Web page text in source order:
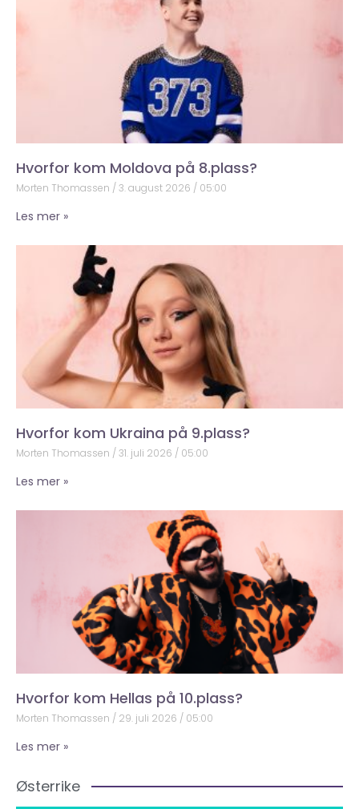
Hvorfor kom Moldova på 8.plass?
Morten Thomassen 3. august 2026 05:00
Les mer »
Hvorfor kom Ukraina på 9.plass?
Morten Thomassen 31. juli 2026 05:00
Les mer »
Hvorfor kom Hellas på 10.plass?
Morten Thomassen 29. juli 2026 05:00
Les mer »
Østerrike